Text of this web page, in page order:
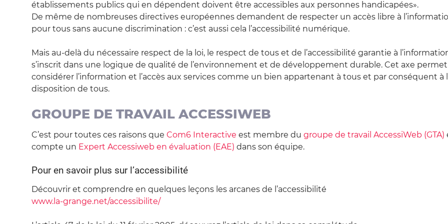
établissements publics qui en dépendent doivent être accessibles aux personnes handicapées».
De même de nombreuses directives européennes demandent de respecter un accès libre à
pour tous sans aucune discrimination : c’est aussi cela l’accessibilité numérique.
Mais au-delà du nécessaire respect de la loi, le respect de tous et de l’accessibilité garantie à
s’inscrit dans une logique de qualité de l’environnement et de développement durable. Cet axe
considérer l’information et l’accès aux services comme un bien appartenant à tous et par conséquent à
disposition de tous.
GROUPE DE TRAVAIL ACCESSIWEB
C’est pour toutes ces raisons que Com6 Interactive est membre du groupe de travail AccessiWeb (GTA)
compte un Expert Accessiweb en évaluation (EAE) dans son équipe.
Pour en savoir plus sur l’accessibilité
Découvrir et comprendre en quelques leçons les arcanes de l’accessibilité
www.la-grange.net/accessibilite/